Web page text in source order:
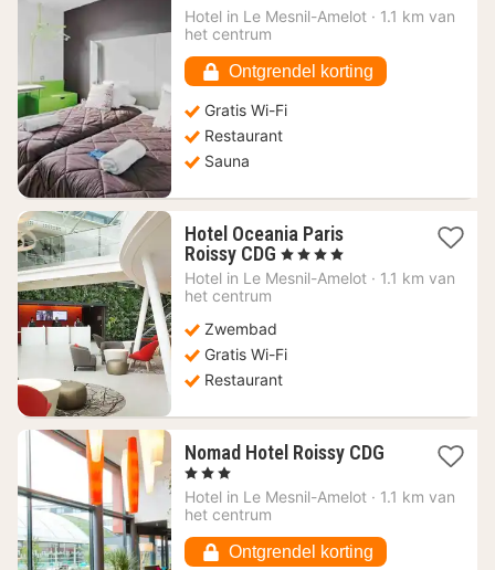
nacht
vanaf
€
Hotel in Le Mesnil-Amelot · 1.1 km van
het centrum
Ontgrendel korting
Gratis Wi-Fi
Restaurant
Sauna
Hotel Oceania Paris
Roissy CDG 1
nacht
, 4 Sterren
Hotel in Le Mesnil-Amelot · 1.1 km van
het centrum
Zwembad
Gratis Wi-Fi
Restaurant
Nomad Hotel Roissy CDG1
vanaf
, 3 Sterren
Hotel in Le Mesnil-Amelot · 1.1 km van
het centrum
Ontgrendel korting